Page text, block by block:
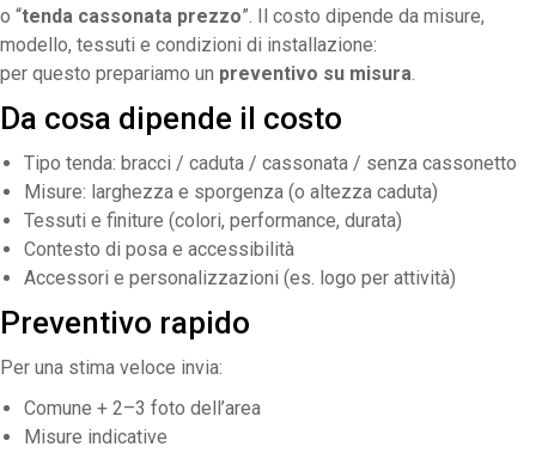
o “tenda cassonata prezzo”. Il costo dipende da misure,
modello, tessuti e condizioni di installazione:
per questo prepariamo un preventivo su misura.
Da cosa dipende il costo
Tipo tenda: bracci / caduta / cassonata / senza cassonetto
Misure: larghezza e sporgenza (o altezza caduta)
Tessuti e finiture (colori, performance, durata)
Contesto di posa e accessibilità
Accessori e personalizzazioni (es. logo per attività)
Preventivo rapido
Per una stima veloce invia:
Comune + 2–3 foto dell’area
Misure indicative